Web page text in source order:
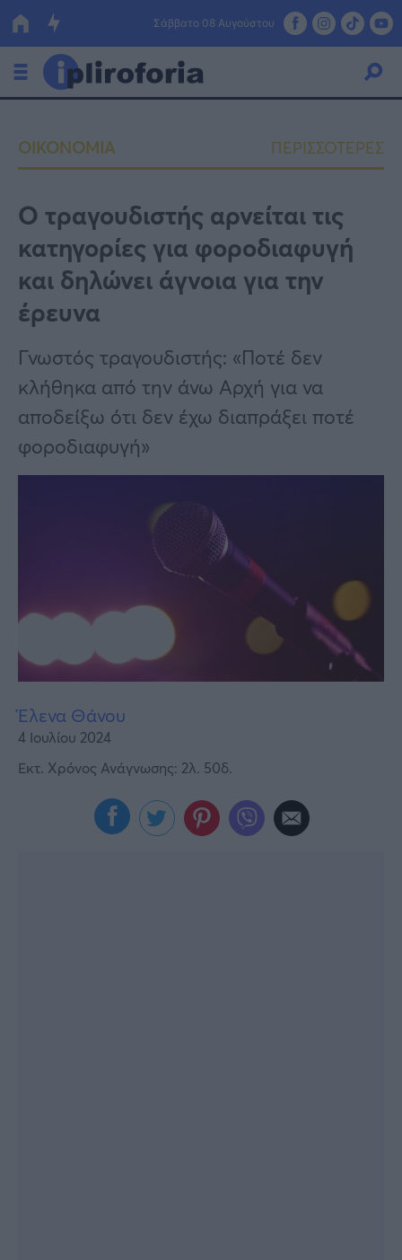
Σάββατο 08 Αυγούστου
Οικονομία
Πολιτική
Τράπεζες
Επιδοτήσεις
ΕΣΠΑ
Κόσμος
Lifestyle
Αθλητικά
Υγεία
Γυναίκα
ΟΙΚΟΝΟΜΙΑ ΠΕΡΙΣΣΟΤΕΡΕΣ
Ο τραγουδιστής αρνείται τις
κατηγορίες για φοροδιαφυγή
και δηλώνει άγνοια για την
έρευνα
Γνωστός τραγουδιστής: «Ποτέ δεν
κλήθηκα από την άνω Αρχή για να
αποδείξω ότι δεν έχω διαπράξει ποτέ
φοροδιαφυγή»
Έλενα Θάνου
4 Ιουλίου 2024
Εκτ. Χρόνος Ανάγνωσης: 2λ. 50δ.